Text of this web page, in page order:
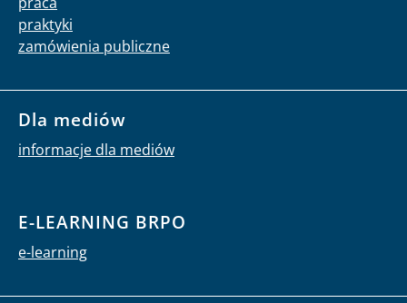
praktyki
zamówienia publiczne
Dla mediów
informacje dla mediów
E-LEARNING BRPO
e-learning